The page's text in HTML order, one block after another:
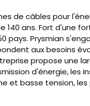
de câbles pour
140 ans. Fort d'une
pays. Prysmian
aux besoins
propose une
d'énergie, les
et basse tension,